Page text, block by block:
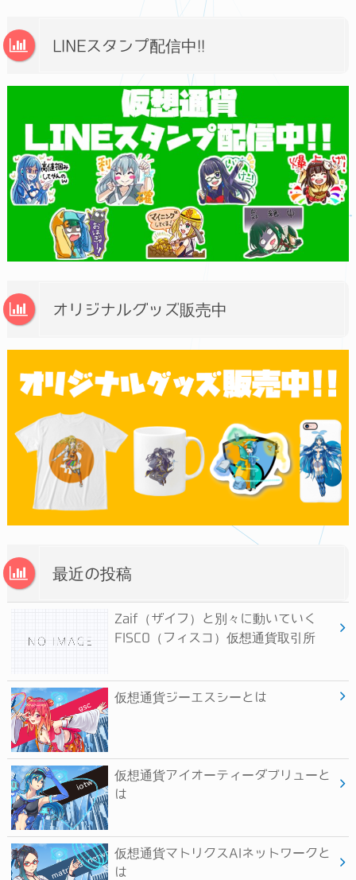
LINEスタンプ配信中!!
オリジナルグッズ販売中
最近の投稿
Zaif（ザイフ）と別々に動いていく
FISCO（フィスコ）仮想通貨取引所
仮想通貨ジーエスシーとは
仮想通貨アイオーティーダブリューと
は
仮想通貨マトリクスAIネットワークと
は